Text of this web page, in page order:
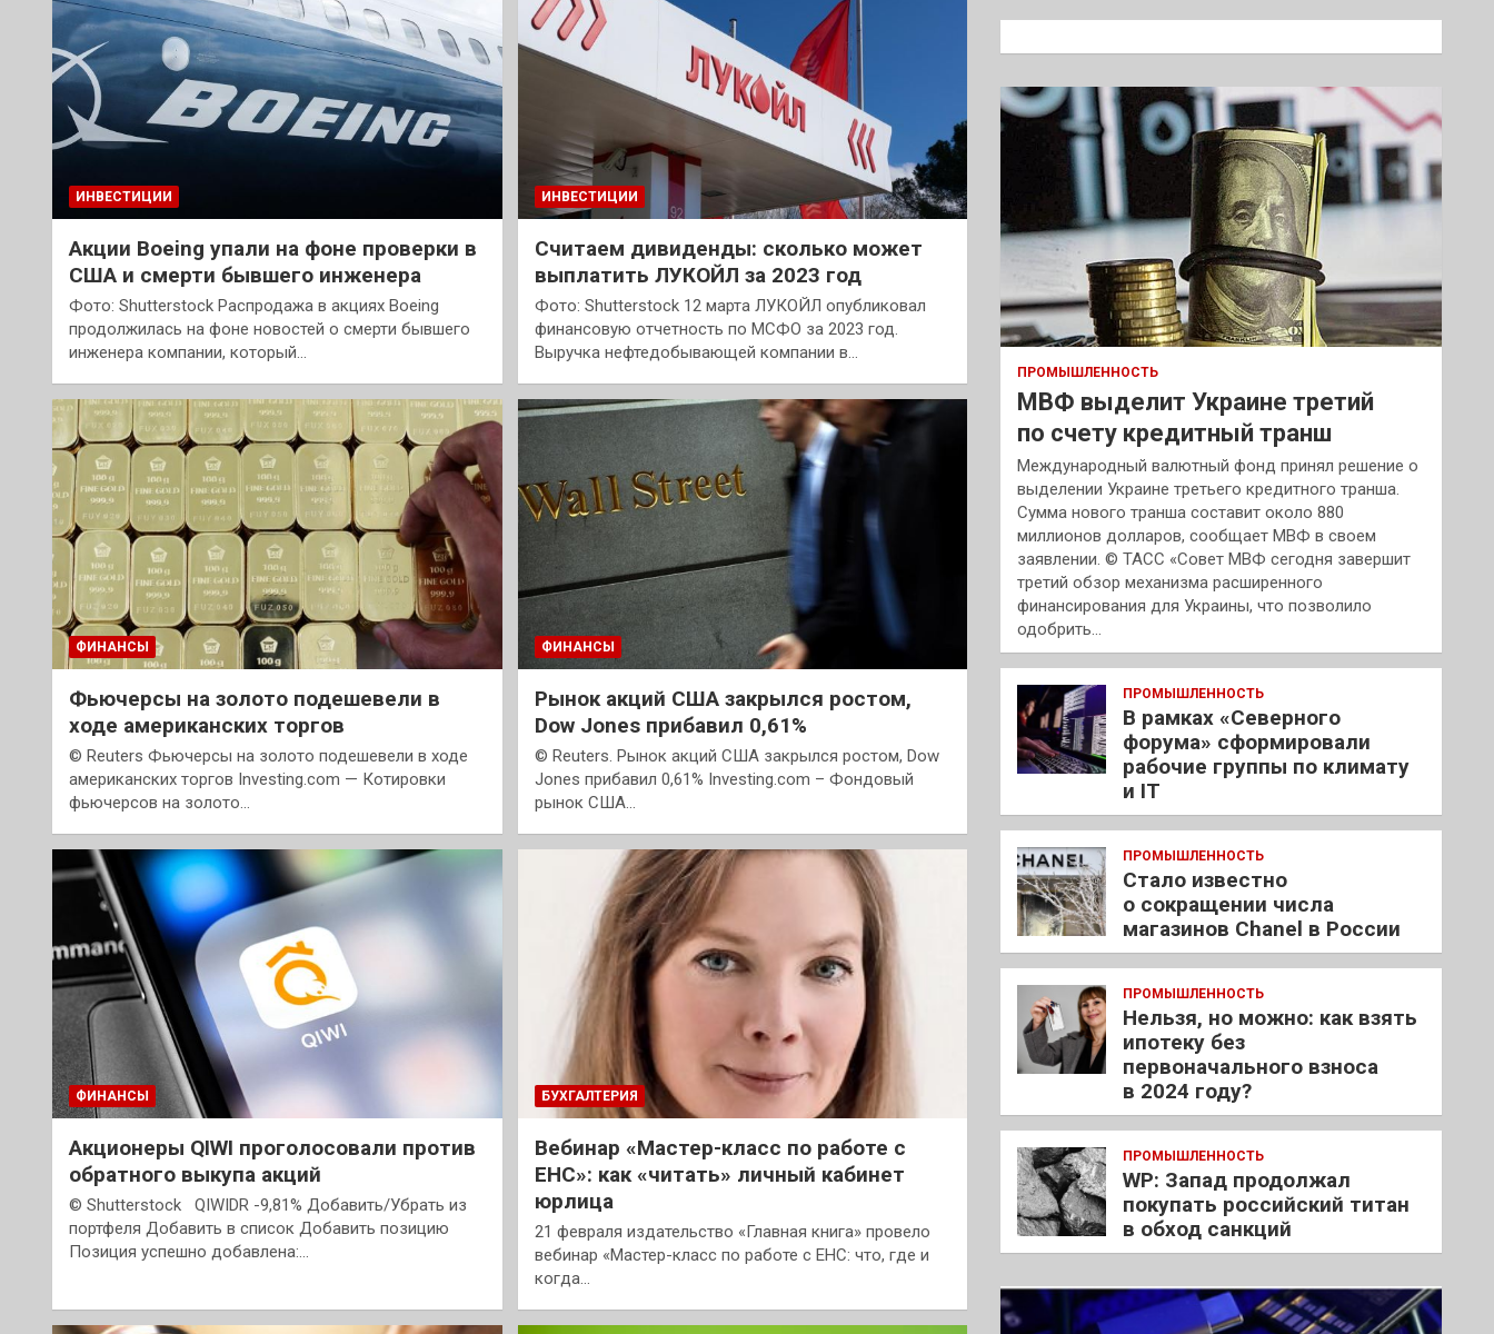
ИНВЕСТИЦИИ
Акции Boeing упали на фоне проверки в
США и смерти бывшего инженера
Фото: Shutterstock Распродажа в акциях Boeing
продолжилась на фоне новостей о смерти бывшего
инженера компании, который…
ИНВЕСТИЦИИ
Считаем дивиденды: сколько может
выплатить ЛУКОЙЛ за 2023 год
Фото: Shutterstock 12 марта ЛУКОЙЛ опубликовал
финансовую отчетность по МСФО за 2023 год.
Выручка нефтедобывающей компании в…
ФИНАНСЫ
Фьючерсы на золото подешевели в
ходе американских торгов
© Reuters Фьючерсы на золото подешевели в ходе
американских торгов Investing.com — Котировки
фьючерсов на золото…
ФИНАНСЫ
Рынок акций США закрылся ростом,
Dow Jones прибавил 0,61%
© Reuters. Рынок акций США закрылся ростом, Dow
Jones прибавил 0,61% Investing.com – Фондовый
рынок США…
ФИНАНСЫ
Акционеры QIWI проголосовали против
обратного выкупа акций
© Shutterstock QIWIDR -9,81% Добавить/Убрать из
портфеля Добавить в список Добавить позицию
Позиция успешно добавлена:…
БУХГАЛТЕРИЯ
Вебинар «Мастер-класс по работе с
ЕНС»: как «читать» личный кабинет
юрлица
21 февраля издательство «Главная книга» провело
вебинар «Мастер-класс по работе с ЕНС: что, где и
когда…
к
ПРОМЫШЛЕННОСТЬ
МВФ выделит Украине третий
по счету кредитный транш
Международный валютный фонд принял решение о
выделении Украине третьего кредитного транша.
Сумма нового транша составит около 880
миллионов долларов, сообщает МВФ в своем
заявлении. © ТАСС «Совет МВФ сегодня завершит
третий обзор механизма расширенного
финансирования для Украины, что позволило
одобрить…
ПРОМЫШЛЕННОСТЬ
В рамках «Северного
форума» сформировали
рабочие группы по климату
и IT
ПРОМЫШЛЕННОСТЬ
Стало известно
о сокращении числа
магазинов Chanel в России
ПРОМЫШЛЕННОСТЬ
Нельзя, но можно: как взять
ипотеку без
первоначального взноса
в 2024 году?
ПРОМЫШЛЕННОСТЬ
WP: Запад продолжал
покупать российский титан
в обход санкций